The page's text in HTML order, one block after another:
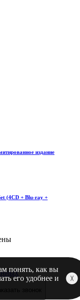
издание
(4CD + Blu-ray +
понять, как вы
его удобнее и
╳